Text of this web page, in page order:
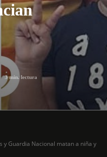
3min. lectura
y Guardia Nacional matan a niña y